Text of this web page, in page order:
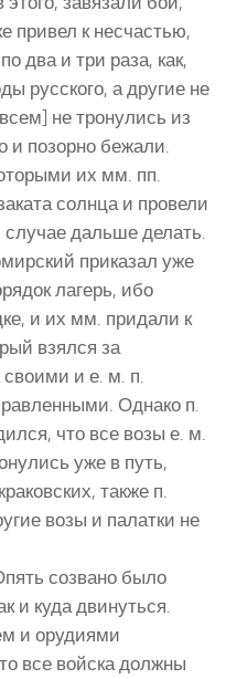
привел к несчастью,
два и три раза, как,
русского, а другие не
не тронулись из
и позорно бежали.
их мм. пп.
солнца и провели
дальше делать.
приказал уже
лагерь, ибо
и их мм. придали к
взялся за
и е. м. п.
Однако п.
что все возы е. м.
уже в путь,
также п.
возы и палатки не
созвано было
и куда двинуться.
и орудиями
все войска должны